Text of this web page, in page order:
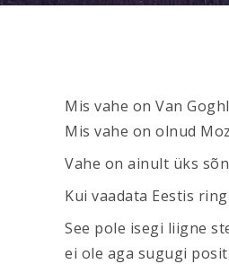
Mis vahe on Van
Mis vahe on olnud
Vahe on ainult üks
Kui vaadata Eestis
See pole isegi liigne
ei ole aga sugugi